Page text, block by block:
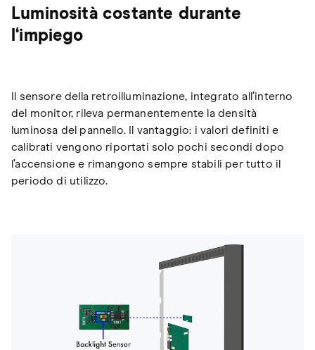
Luminosità costante durante
l‘impiego
Il sensore della retroilluminazione, integrato all’interno
del monitor, rileva permanentemente la densità
luminosa del pannello. Il vantaggio: i valori definiti e
calibrati vengono riportati solo pochi secondi dopo
l’accensione e rimangono sempre stabili per tutto il
periodo di utilizzo.